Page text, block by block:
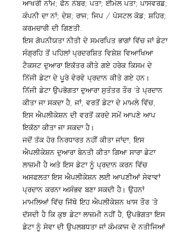
ਆਖਰੀ ਨਾਂਮ; ਫੋਨ ਨੰਬਰ; ਪਤਾ; ਈਮੇਲ ਪਤਾ; ਪਾਸਵਰਡ;
ਕੰਪਨੀ ਦਾ ਨਾਂ; ਦੇਸ਼; ਰਾਜ; ਜਿਪ / ਪੋਸਟਲ ਕੋਡ; ਸ਼ਹਿਰ;
ਕਰਮਚਾਰੀ ਦੀ ਗਿਣਤੀ.
ਇਸ ਗੋਪਨੀਯਤਾ ਨੀਤੀ ਦੇ ਸਮਰਪਿਤ ਭਾਗਾਂ ਵਿੱਚ ਜਾਂ ਡੇਟਾ
ਸੰਗ੍ਰਹਿ ਤੋਂ ਪਹਿਲਾਂ ਪ੍ਰਦਰਸ਼ਿਤ ਵਿਸ਼ੇਸ਼ ਵਿਆਖਿਆ
ਟੈਕਸਟ ਦੁਆਰਾ ਇਕੱਤਰ ਕੀਤੇ ਗਏ ਹਰੇਕ ਕਿਸਮ ਦੇ
ਨਿੱਜੀ ਡੇਟਾ ਦੇ ਪੂਰੇ ਵੇਰਵੇ ਪ੍ਰਦਾਨ ਕੀਤੇ ਗਏ ਹਨ।
ਨਿੱਜੀ ਡੇਟਾ ਉਪਭੋਗਤਾ ਦੁਆਰਾ ਸੁਤੰਤਰ ਤੌਰ 'ਤੇ ਪ੍ਰਦਾਨ
ਕੀਤਾ ਜਾ ਸਕਦਾ ਹੈ, ਜਾਂ, ਵਰਤੋਂ ਡੇਟਾ ਦੇ ਮਾਮਲੇ ਵਿੱਚ,
ਇਸ ਐਪਲੀਕੇਸ਼ਨ ਦੀ ਵਰਤੋਂ ਕਰਦੇ ਸਮੇਂ ਆਪਣੇ ਆਪ
ਇਕੱਠਾ ਕੀਤਾ ਜਾ ਸਕਦਾ ਹੈ।
ਜਦੋਂ ਤੱਕ ਹੋਰ ਨਿਰਧਾਰਤ ਨਹੀਂ ਕੀਤਾ ਜਾਂਦਾ, ਇਸ
ਐਪਲੀਕੇਸ਼ਨ ਦੁਆਰਾ ਬੇਨਤੀ ਕੀਤਾ ਗਿਆ ਸਾਰਾ ਡੇਟਾ
ਲਾਜ਼ਮੀ ਹੈ ਅਤੇ ਇਸ ਡੇਟਾ ਨੂੰ ਪ੍ਰਦਾਨ ਕਰਨ ਵਿੱਚ
ਅਸਫਲਤਾ ਇਸ ਐਪਲੀਕੇਸ਼ਨ ਲਈ ਆਪਣੀਆਂ ਸੇਵਾਵਾਂ
ਪ੍ਰਦਾਨ ਕਰਨਾ ਅਸੰਭਵ ਬਣਾ ਸਕਦੀ ਹੈ। ਉਹਨਾਂ
ਮਾਮਲਿਆਂ ਵਿੱਚ ਜਿੱਥੇ ਇਹ ਐਪਲੀਕੇਸ਼ਨ ਖਾਸ ਤੌਰ 'ਤੇ
ਦੱਸਦੀ ਹੈ ਕਿ ਕੁਝ ਡੇਟਾ ਲਾਜ਼ਮੀ ਨਹੀਂ ਹੈ, ਉਪਭੋਗਤਾ ਇਸ
ਡੇਟਾ ਨੂੰ ਸੇਵਾ ਦੀ ਉਪਲਬਧਤਾ ਜਾਂ ਕੰਮਕਾਜ ਦੇ ਨਤੀਜਿਆਂ